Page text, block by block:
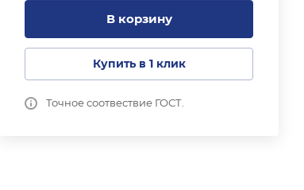
В корзину
Купить в 1 клик
Точное соотвествие ГОСТ.